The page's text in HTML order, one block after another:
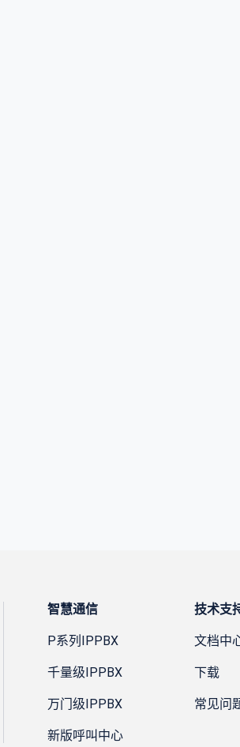
智慧通信
P系列IPPBX
千量级IPPBX
万门级IPPBX
新版呼叫中心
技术支
文档中
下载
常见问